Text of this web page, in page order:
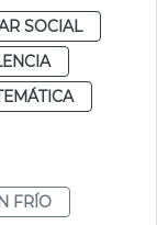
SOCIAL
FRÍO